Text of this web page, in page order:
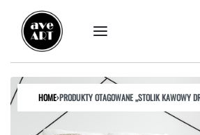
HOME›PRODUKTY OTAGOWANE „STOLIK KAWOWY